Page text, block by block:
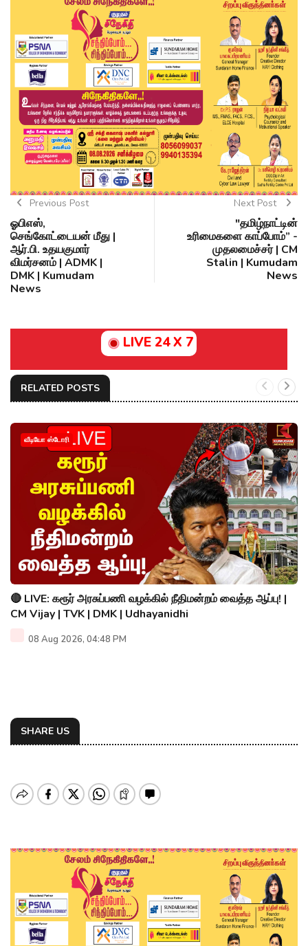
Previous Post
ஓபிஎஸ்,
செங்கோட்டையன் மீது |
ஆர்.பி. உதயகுமார்
விமர்சனம் | ADMK |
DMK | Kumudam
News
Next Post
"தமிழ்நாட்டின்
உரிமைகளை காப்போம்” -
முதலமைச்சர் | CM
Stalin | Kumudam
News
LIVE 24 X 7
RELATED POSTS
வீடியோ ஸ்டோரி
🔴 LIVE: கரூர் அரசுப்பணி வழக்கில் நீதிமன்றம் வைத்த ஆப்பு! |
CM Vijay | TVK | DMK | Udhayanidhi
08 Aug 2026, 04:48 PM
SHARE US